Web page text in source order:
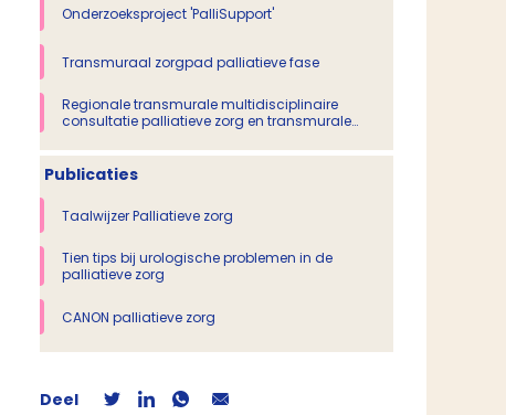
Onderzoeksproject 'PalliSupport'
Transmuraal zorgpad palliatieve fase
Regionale transmurale multidisciplinaire
consultatie palliatieve zorg en transmurale
Publicaties
Taalwijzer Palliatieve zorg
Tien tips bij urologische problemen in de
palliatieve zorg
CANON palliatieve zorg
Deel